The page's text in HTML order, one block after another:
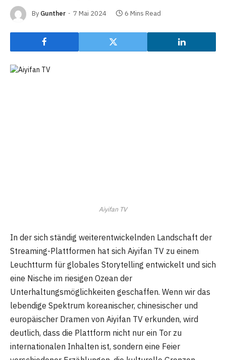
By Gunther 7 Mai 2024 6 Mins Read
Aiyifan TV
In der sich ständig weiterentwickelnden Landschaft der
Streaming-Plattformen hat sich Aiyifan TV zu einem
Leuchtturm für globales Storytelling entwickelt und sich
eine Nische im riesigen Ozean der
Unterhaltungsmöglichkeiten geschaffen. Wenn wir das
lebendige Spektrum koreanischer, chinesischer und
europäischer Dramen von Aiyifan TV erkunden, wird
deutlich, dass die Plattform nicht nur ein Tor zu
internationalen Inhalten ist, sondern eine Feier